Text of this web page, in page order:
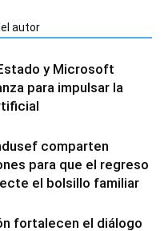
autor
y Microsoft
para impulsar la
comparten
para que el regreso
el bolsillo familiar
fortalecen el diálogo